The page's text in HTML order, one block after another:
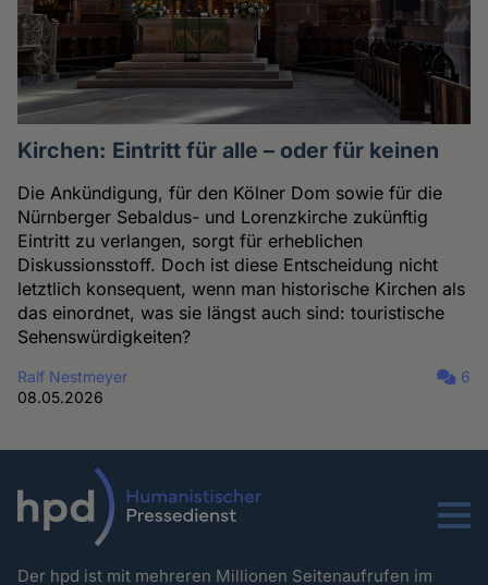
Kirchen: Eintritt für alle – oder für keinen
Die Ankündigung, für den Kölner Dom sowie für die
Nürnberger Sebaldus- und Lorenzkirche zukünftig
Eintritt zu verlangen, sorgt für erheblichen
Diskussionsstoff. Doch ist diese Entscheidung nicht
letztlich konsequent, wenn man historische Kirchen als
das einordnet, was sie längst auch sind: touristische
Sehenswürdigkeiten?
Ralf Nestmeyer
08.05.2026
6
Menu
Der hpd ist mit mehreren Millionen Seitenaufrufen im